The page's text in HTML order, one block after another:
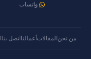
واتساب
من نحن المقالات أعمالنا اتصل بنا